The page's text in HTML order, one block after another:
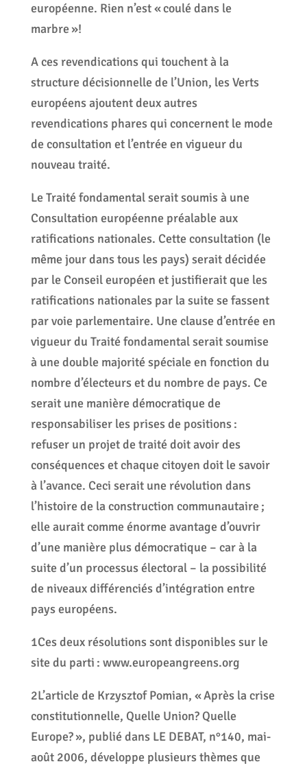
européenne. Rien n’est « coulé dans le
marbre »!
A ces revendications qui touchent à la
structure décisionnelle de l’Union, les Verts
européens ajoutent deux autres
revendications phares qui concernent le mode
de consultation et l’entrée en vigueur du
nouveau traité.
Le Traité fondamental serait soumis à une
Consultation européenne préalable aux
ratifications nationales. Cette consultation (le
même jour dans tous les pays) serait décidée
par le Conseil européen et justifierait que les
ratifications nationales par la suite se fassent
par voie parlementaire. Une clause d’entrée en
vigueur du Traité fondamental serait soumise
à une double majorité spéciale en fonction du
nombre d’électeurs et du nombre de pays. Ce
serait une manière démocratique de
responsabiliser les prises de positions :
refuser un projet de traité doit avoir des
conséquences et chaque citoyen doit le savoir
à l’avance. Ceci serait une révolution dans
l’histoire de la construction communautaire ;
elle aurait comme énorme avantage d’ouvrir
d’une manière plus démocratique – car à la
suite d’un processus électoral – la possibilité
de niveaux différenciés d’intégration entre
pays européens.
1Ces deux résolutions sont disponibles sur le
site du parti : www.europeangreens.org
2L’article de Krzysztof Pomian, « Après la crise
constitutionnelle, Quelle Union? Quelle
Europe? », publié dans LE DEBAT, n°140, mai-
août 2006, développe plusieurs thèmes que